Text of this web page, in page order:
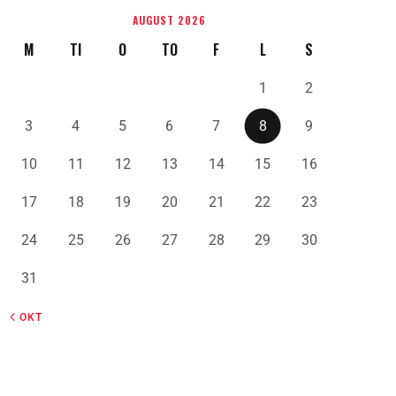
AUGUST 2026
M TI O TO F L S
1 2
3 4 5 6 7 8 9
10 11 12 13 14 15 16
17 18 19 20 21 22 23
24 25 26 27 28 29 30
31
« OKT